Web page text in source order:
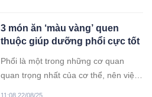
3 món ăn ‘màu vàng’ quen
thuộc giúp dưỡng phổi cực tốt
Phổi là một trong những cơ quan
quan trọng nhất của cơ thể, nên việc
11:08 22/08/25